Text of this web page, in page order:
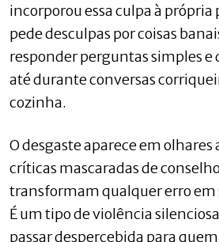
incorporou essa culpa à própria
pede desculpas por coisas
responder perguntas simples
até durante conversas
cozinha.
O desgaste aparece em olhares
críticas mascaradas de
transformam qualquer erro em
É um tipo de violência
passar despercebida para